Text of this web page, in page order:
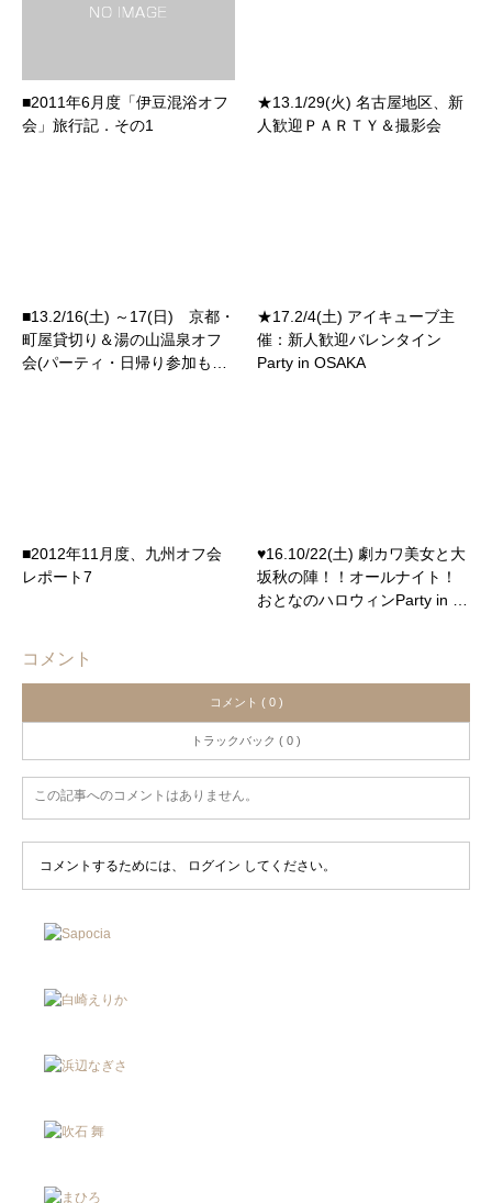
■2011年6月度「伊豆混浴オフ
会」旅行記．その1
★13.1/29(火) 名古屋地区、新
人歓迎ＰＡＲＴＹ＆撮影会
■13.2/16(土) ～17(日) 京都・
町屋貸切り＆湯の山温泉オフ
会(パーティ・日帰り参加も…
★17.2/4(土) アイキューブ主
催：新人歓迎バレンタイン
Party in OSAKA
■2012年11月度、九州オフ会
レポート7
♥16.10/22(土) 劇カワ美女と大
坂秋の陣！！オールナイト！
おとなのハロウィンParty in …
コメント
コメント ( 0 )
トラックバック ( 0 )
この記事へのコメントはありません。
コメントするためには、 ログイン してください。